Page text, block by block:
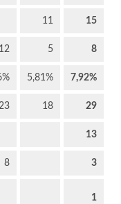
11 15
12 5 8
5,81% 7,92%
18 29
13
8 3
1